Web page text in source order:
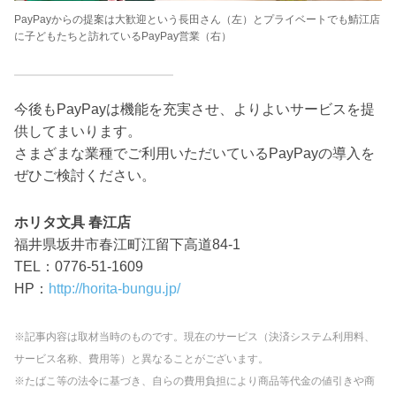
PayPayからの提案は大歓迎という長田さん（左）とプライベートでも鯖江店
に子どもたちと訪れているPayPay営業（右）
今後もPayPayは機能を充実させ、よりよいサービスを提
供してまいります。
さまざまな業種でご利用いただいているPayPayの導入を
ぜひご検討ください。
ホリタ文具 春江店
福井県坂井市春江町江留下高道84-1
TEL：0776-51-1609
HP： http://horita-bungu.jp/
※記事内容は取材当時のものです。現在のサービス（決済システム利用料、
サービス名称、費用等）と異なることがございます。
※たばこ等の法令に基づき、自らの費用負担により商品等代金の値引きや商